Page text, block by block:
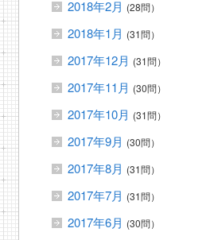
2018年2月 (28問）
2018年1月 (31問）
2017年12月 (31問）
2017年11月 (30問）
2017年10月 (31問）
2017年9月 (30問）
2017年8月 (31問）
2017年7月 (31問）
2017年6月 (30問）